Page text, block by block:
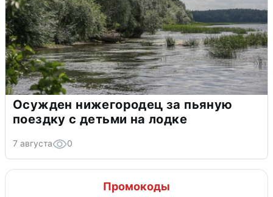
Осужден нижегородец за пьяную
поездку с детьми на лодке
7 августа 0
Промокоды